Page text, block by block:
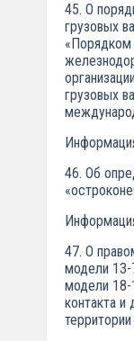
45. О
грузовых
«Порядком
грузовых
46. Об
47. О
модели 13-
модели 18-
контакта и